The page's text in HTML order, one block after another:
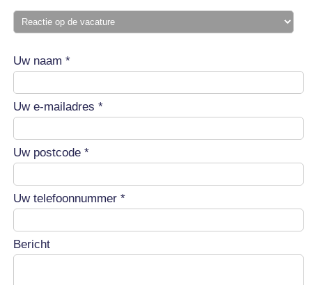
Uw naam *
Uw e-mailadres *
Uw postcode *
Uw telefoonnummer *
Bericht